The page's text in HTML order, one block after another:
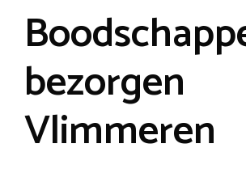
bezorgen
Vlimmeren